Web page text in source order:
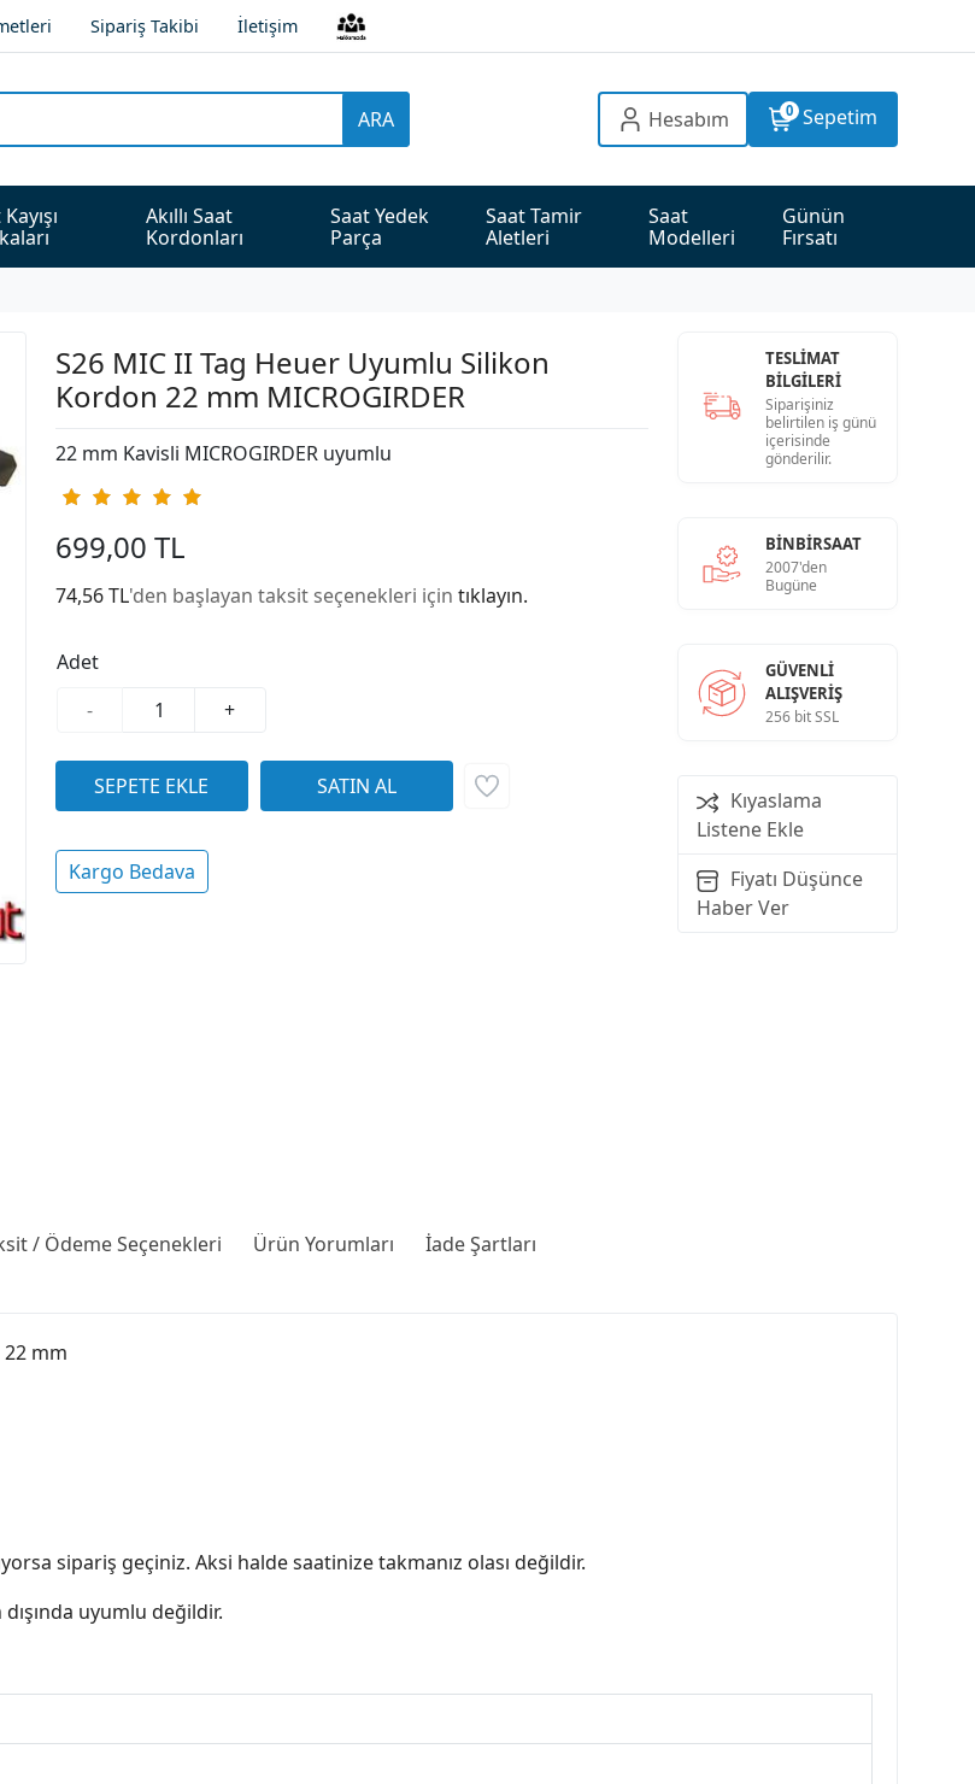
Sipariş Takibi İletişim
ARA Hesabım 0 Sepetim
Akıllı Saat
Kordonları
Saat Yedek
Parça
Saat Tamir
Aletleri
Saat
Modelleri
Günün
Fırsatı
S26 MIC II Tag Heuer Uyumlu Silikon
Kordon 22 mm MICROGIRDER
22 mm Kavisli MICROGIRDER uyumlu
699,00 TL
74,56 TL'den başlayan taksit seçenekleri için tıklayın.
Adet
-
+
Kargo Bedava
TESLİMAT
BİLGİLERİ
Siparişiniz
belirtilen iş günü
içerisinde
gönderilir.
BINBIRSAAT
2007'den
Bugüne
GÜVENLI
ALIŞVERIŞ
256 bit SSL
Kıyaslama
Listene Ekle
Fiyatı Düşünce
Haber Ver
/ Ödeme Seçenekleri Ürün Yorumları İade Şartları
22 mm
sipariş geçiniz. Aksi halde saatinize takmanız olası değildir.
uyumlu değildir.